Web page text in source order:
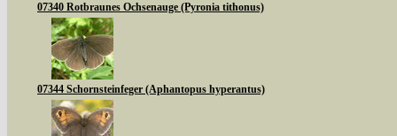
07340 Rotbraunes Ochsenauge (Pyronia tithonus)
07344 Schornsteinfeger (Aphantopus hyperantus)